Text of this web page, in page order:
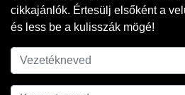
cikkajánlók. Értesülj elsőként a
és less be a kulisszák mögé!